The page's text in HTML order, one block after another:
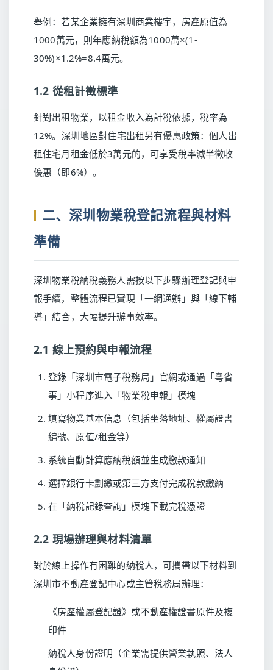
舉例：若某企業擁有深圳商業樓宇，房產原值為
1000萬元，則年應納稅額為1000萬×(1-
30%)×1.2%=8.4萬元。
1.2 從租計徵標準
針對出租物業，以租金收入為計稅依據，稅率為
12%。深圳地區對住宅出租另有優惠政策：個人出
租住宅月租金低於3萬元的，可享受稅率減半徵收
優惠（即6%）。
二、深圳物業稅登記流程與材料
準備
深圳物業稅納稅義務人需按以下步驟辦理登記與申
報手續，整體流程已實現「一網通辦」與「線下輔
導」結合，大幅提升辦事效率。
2.1 線上預約與申報流程
登錄「深圳市電子稅務局」官網或通過「粵省
事」小程序進入「物業稅申報」模塊
填寫物業基本信息（包括坐落地址、權屬證書
編號、原值/租金等）
系統自動計算應納稅額並生成繳款通知
選擇銀行卡劃繳或第三方支付完成稅款繳納
在「納稅記錄查詢」模塊下載完稅憑證
2.2 現場辦理與材料清單
對於線上操作有困難的納稅人，可攜帶以下材料到
深圳市不動產登記中心或主管稅務局辦理：
《房產權屬登記證》或不動產權證書原件及複
印件
納稅人身份證明（企業需提供營業執照、法人